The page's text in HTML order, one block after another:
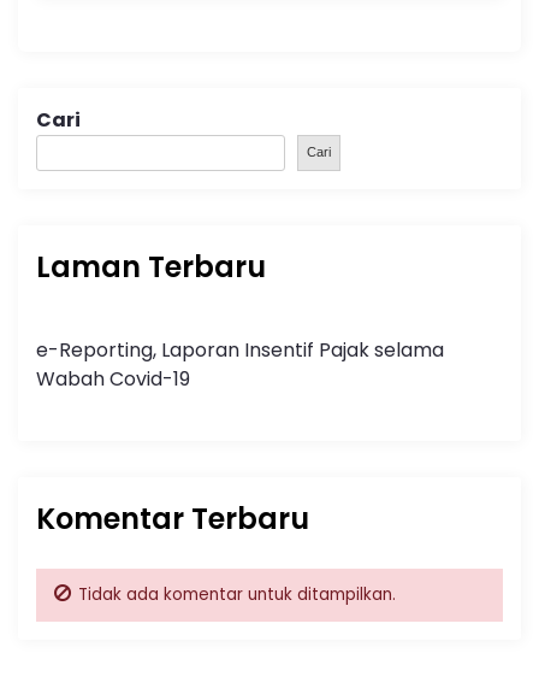
Cari
Cari
Laman Terbaru
e-Reporting, Laporan Insentif Pajak selama
Wabah Covid-19
Komentar Terbaru
Tidak ada komentar untuk ditampilkan.